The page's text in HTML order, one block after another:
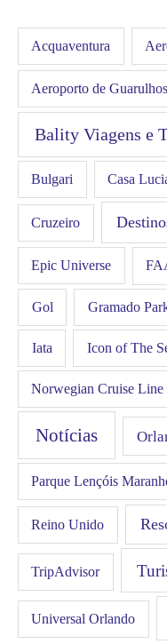
Acquaventura
Aeroporto de Guarulhos
Bality Viagens e
Bulgari Casa
Cruzeiro
Epic Universe
Gol Gramado
Iata Icon of The
Norwegian Cruise Line
Notícias
Parque Lençóis
Reino Unido
TripAdvisor
Universal Orlando